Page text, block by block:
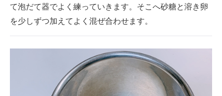
て泡だて器でよく練っていきます。そこへ砂糖と溶き卵
を少しずつ加えてよく混ぜ合わせます。